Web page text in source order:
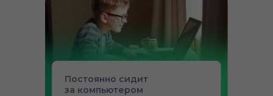
Постоянно сидит
за компьютером